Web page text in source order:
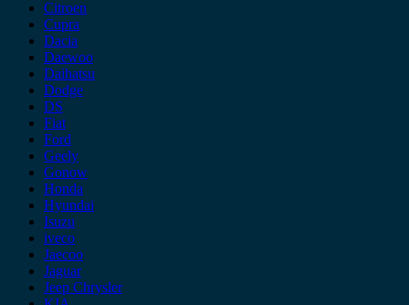
Citroen
Cupra
Dacia
Daewoo
Daihatsu
Dodge
DS
Fiat
Ford
Geely
Gonow
Honda
Hyundai
Isuzu
iveco
Jaecoo
Jaguar
Jeep Chrysler